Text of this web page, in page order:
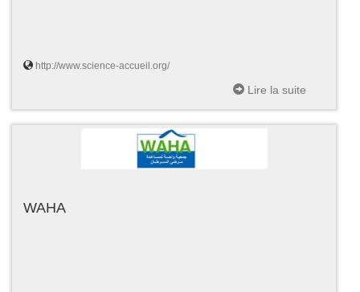
http://www.science-accueil.org/
Lire la suite
WAHA